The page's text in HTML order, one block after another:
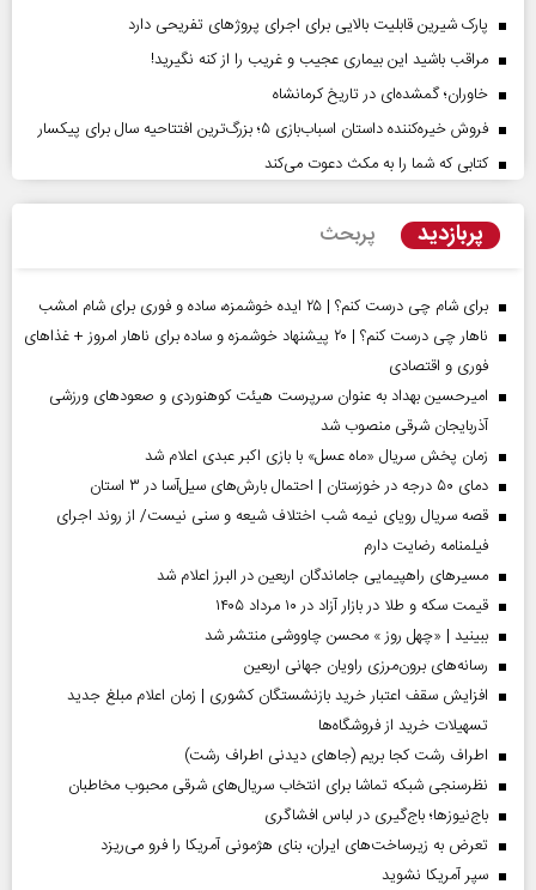
پارک شیرین قابلیت‌ بالایی برای اجرای پروژهای تفریحی دارد
مراقب باشید این بیماری عجیب و غریب را از کنه نگیرید!
خاوران؛ گمشده‌ای در تاریخ کرمانشاه
فروش خیره‌کننده داستان اسباب‌بازی ۵؛ بزرگ‌ترین افتتاحیه سال برای پیکسار
کتابی که شما را به مکث دعوت می‌کند
پربازدید پربحث
برای شام چی درست کنم؟ | ۲۵ ایده خوشمزه، ساده و فوری برای شام امشب
ناهار چی درست کنم؟ | ۲۰ پیشنهاد خوشمزه و ساده برای ناهار امروز + غذاهای
فوری و اقتصادی
امیرحسین بهداد به عنوان سرپرست هیئت کوهنوردی و صعودهای ورزشی
آذربایجان شرقی منصوب شد
زمان پخش سریال «ماه عسل» با بازی اکبر عبدی اعلام شد
دمای ۵۰ درجه در خوزستان | احتمال بارش‌های سیل‌آسا در ۳ استان
قصه سریال رویای نیمه شب اختلاف شیعه و سنی نیست/ از روند اجرای
فیلمنامه رضایت دارم
مسیر‌های راهپیمایی جاماندگان اربعین در البرز اعلام شد
قیمت سکه و طلا در بازار آزاد در ۱۰ مرداد ۱۴۰۵
ببینید | «چهل روز » محسن چاووشی منتشر شد
رسانه‌های برون‌مرزی راویان جهانی اربعین
افزایش سقف اعتبار خرید بازنشستگان کشوری | زمان اعلام مبلغ جدید
تسهیلات خرید از فروشگاه‌ها
اطراف رشت کجا بریم (جاهای دیدنی اطراف رشت)
نظرسنجی شبکه تماشا برای انتخاب سریال‌های شرقی محبوب مخاطبان
باج‌نیوزها؛ باج‌گیری در لباس افشاگری
تعرض به زیرساخت‌های ایران، بنای هژمونی آمریکا را فرو می‌ریزد
سپر آمریکا نشوید